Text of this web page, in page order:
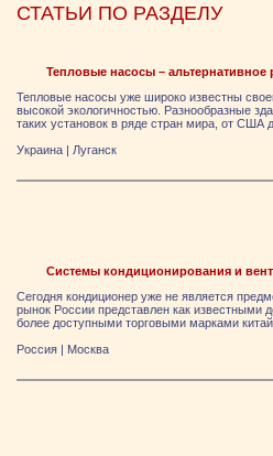
СТАТЬИ ПО РАЗДЕЛУ
Тепловые насосы –
Тепловые насосы уже широко известны
высокой экологичностью. Разнообразные
таких установок в ряде стран мира, от США
Украина | Луганск
Системы кондиционирования и
Сегодня кондиционер уже не является
рынок России представлен как известными
более доступными торговыми марками
Россия | Москва